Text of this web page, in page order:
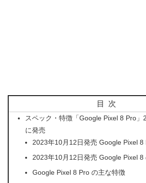
目次
スペック・特徴「Google Pixel 8 Pro」
に発売
2023年10月12日発売 Google Pixel 8
2023年10月12日発売 Google Pixel 8
Google Pixel 8 Pro の主な特徴